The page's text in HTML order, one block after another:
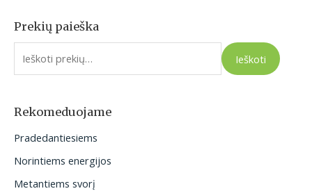
Prekių paieška
I
e
o
:
Ieškoti
Rekomeduojame
Pradedantiesiems
Norintiems energijos
Metantiems svorį